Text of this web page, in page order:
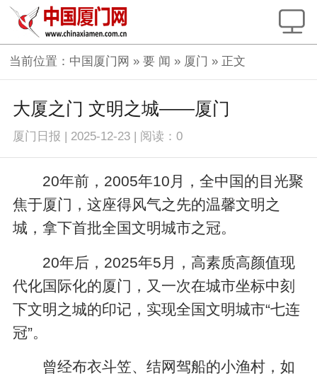
当前位置： 中国厦门网 »要 闻 » 厦门 » 正文
大厦之门 文明之城——厦门
厦门日报 | 2025-12-23 | 阅读：0
20年前，2005年10月，全中国的目光聚
焦于厦门，这座得风气之先的温馨文明之
城，拿下首批全国文明城市之冠。
20年后，2025年5月，高素质高颜值现
代化国际化的厦门，又一次在城市坐标中刻
下文明之城的印记，实现全国文明城市“七连
冠”。
曾经布衣斗笠、结网驾船的小渔村，如